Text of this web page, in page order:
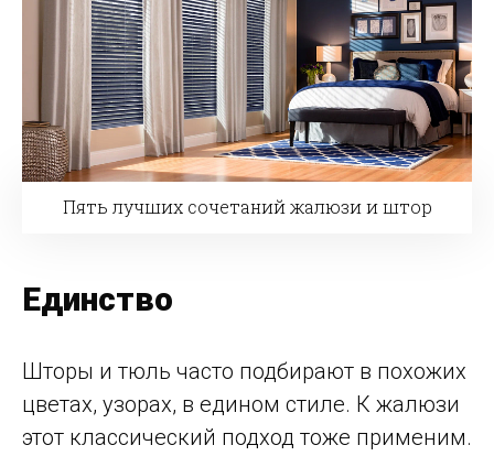
Пять лучших сочетаний жалюзи и штор
Единство
Шторы и тюль часто подбирают в похожих
цветах, узорах, в едином стиле. К жалюзи
этот классический подход тоже применим.